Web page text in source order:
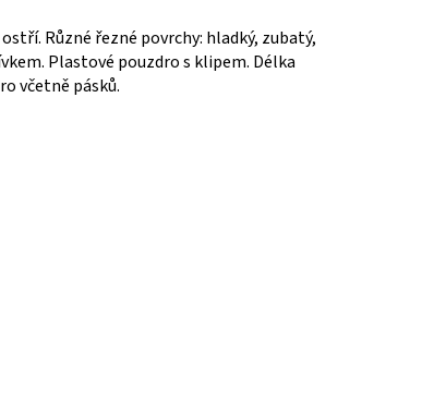
Různé řezné povrchy: hladký, zubatý,
Plastové pouzdro s klipem. Délka
včetně pásků.